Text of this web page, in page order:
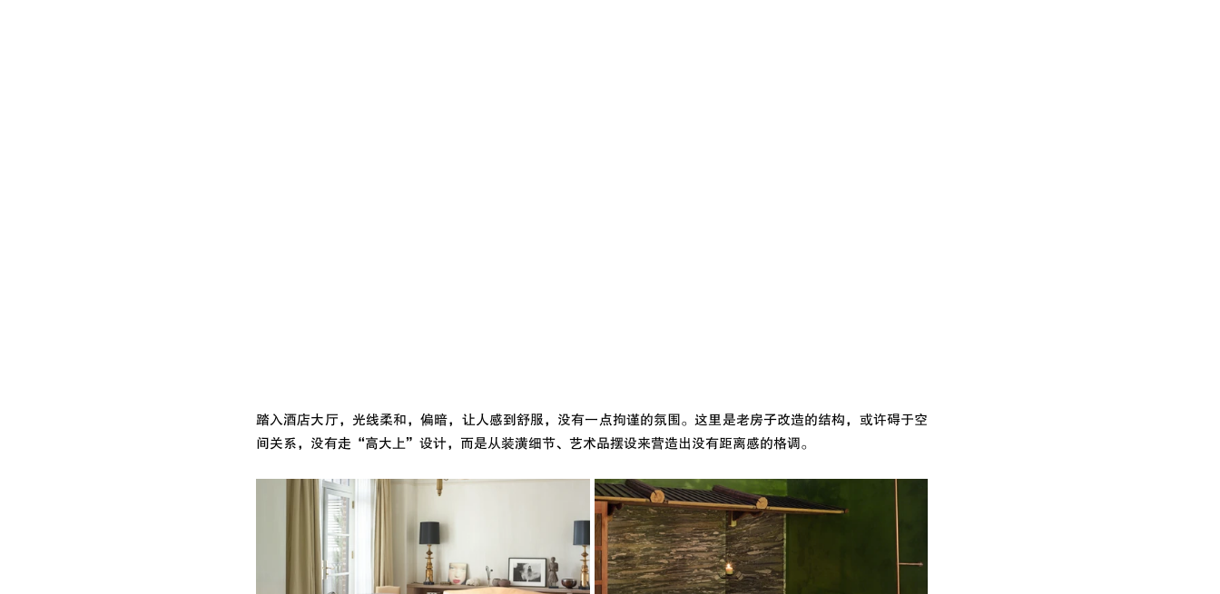
踏入酒店大厅，光线柔和，偏暗，让人感到舒服，没有一点拘谨的氛围。这里是老房子改造的结构，或许碍于空
间关系，没有走“高大上”设计，而是从装潢细节、艺术品摆设来营造出没有距离感的格调。